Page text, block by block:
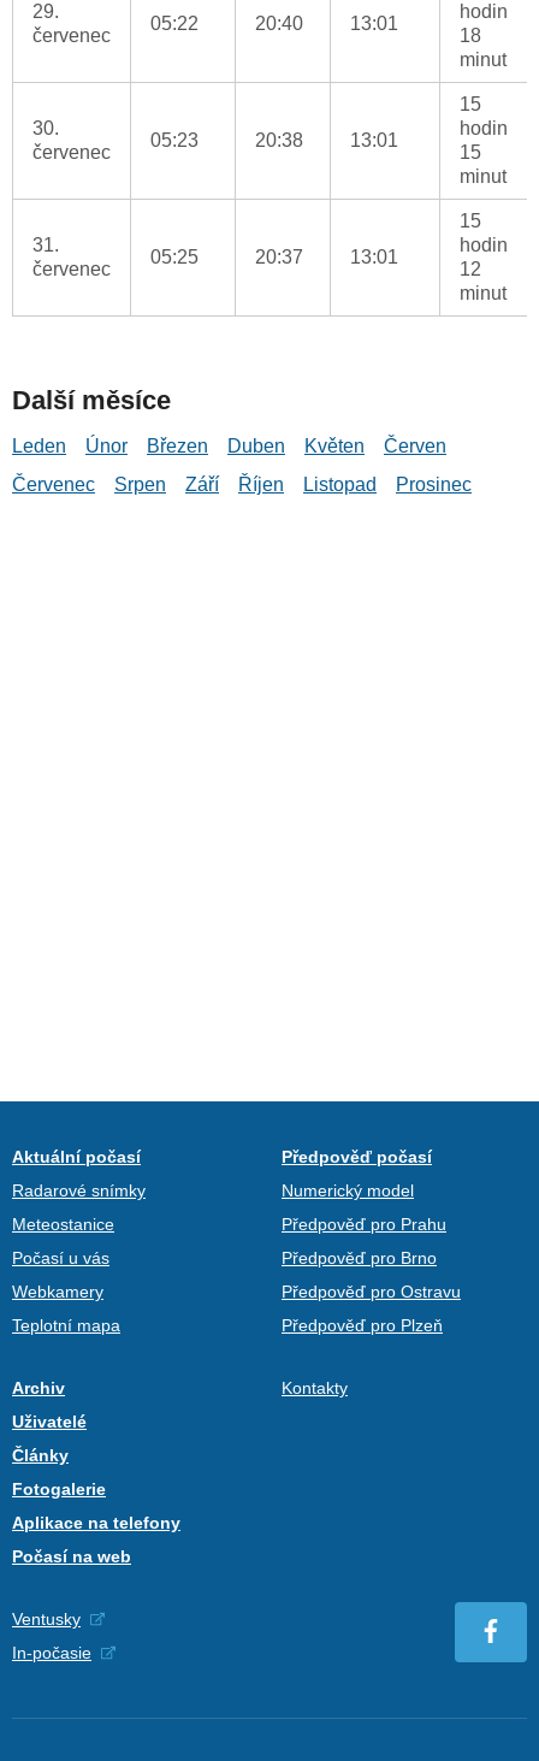
29.
červenec
05:22 20:40 13:01
hodin
18
minut
30.
červenec
05:23 20:38 13:01
15
hodin
15
minut
31.
červenec
05:25 20:37 13:01
15
hodin
12
minut
Další měsíce
Leden Únor Březen Duben Květen
Červen
Červenec
Srpen Září Říjen Listopad Prosinec
Aktuální počasí
Radarové snímky
Meteostanice
Počasí u vás
Webkamery
Teplotní mapa
Předpověď počasí
Numerický model
Předpověď pro Prahu
Předpověď pro Brno
Předpověď pro Ostravu
Předpověď pro Plzeň
Archiv
Uživatelé
Články
Fotogalerie
Aplikace na telefony
Počasí na web
Kontakty
Ventusky
In-počasie